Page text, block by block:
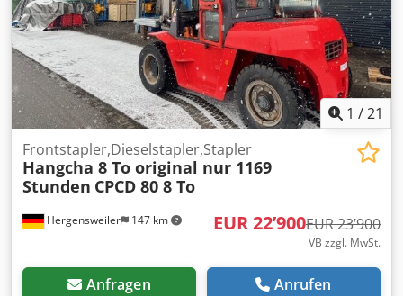
1 /21
Hergensweiler 147 km
Frontstapler,Dieselstapler,Stapler
Hangcha 8 To original nur 1169
Stunden CPCD 80 8 To
EUR 22’900EUR 23’900
VB zzgl. MwSt.
Anfragen Anrufen